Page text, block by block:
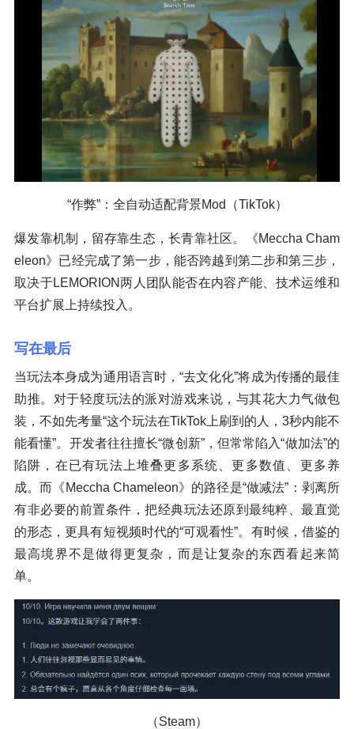
“作弊”：全自动适配背景Mod（TikTok）
爆发靠机制，留存靠生态，长青靠社区。《Meccha Cham
eleon》已经完成了第一步，能否跨越到第二步和第三步，
取决于LEMORION两人团队能否在内容产能、技术运维和
平台扩展上持续投入。
写在最后
当玩法本身成为通用语言时，“去文化化”将成为传播的最佳
助推。对于轻度玩法的派对游戏来说，与其花大力气做包
装，不如先考量“这个玩法在TikTok上刷到的人，3秒内能不
能看懂”。开发者往往擅长“微创新”，但常常陷入“做加法”的
陷阱，在已有玩法上堆叠更多系统、更多数值、更多养
成。而《Meccha Chameleon》的路径是“做减法”：剥离所
有非必要的前置条件，把经典玩法还原到最纯粹、最直觉
的形态，更具有短视频时代的“可观看性”。有时候，借鉴的
最高境界不是做得更复杂，而是让复杂的东西看起来简
单。
（Steam）